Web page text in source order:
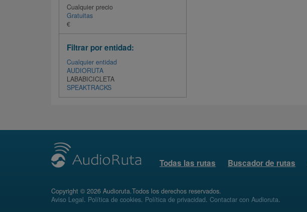
Cualquier precio
Gratuitas
€
Filtrar por entidad:
Cualquier entidad
AUDIORUTA
LABABICICLETA
SPEAKTRACKS
Todas las rutas Buscador de rutas
Copyright © 2026 Audioruta.Todos los derechos reservados.
Aviso Legal. Política de cookies. Política de privacidad. Contactar con Audioruta.